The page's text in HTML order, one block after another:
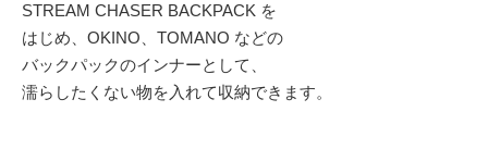
STREAM CHASER BACKPACK を
はじめ、OKINO、TOMANO などの
バックパックのインナーとして、
濡らしたくない物を入れて収納できます。